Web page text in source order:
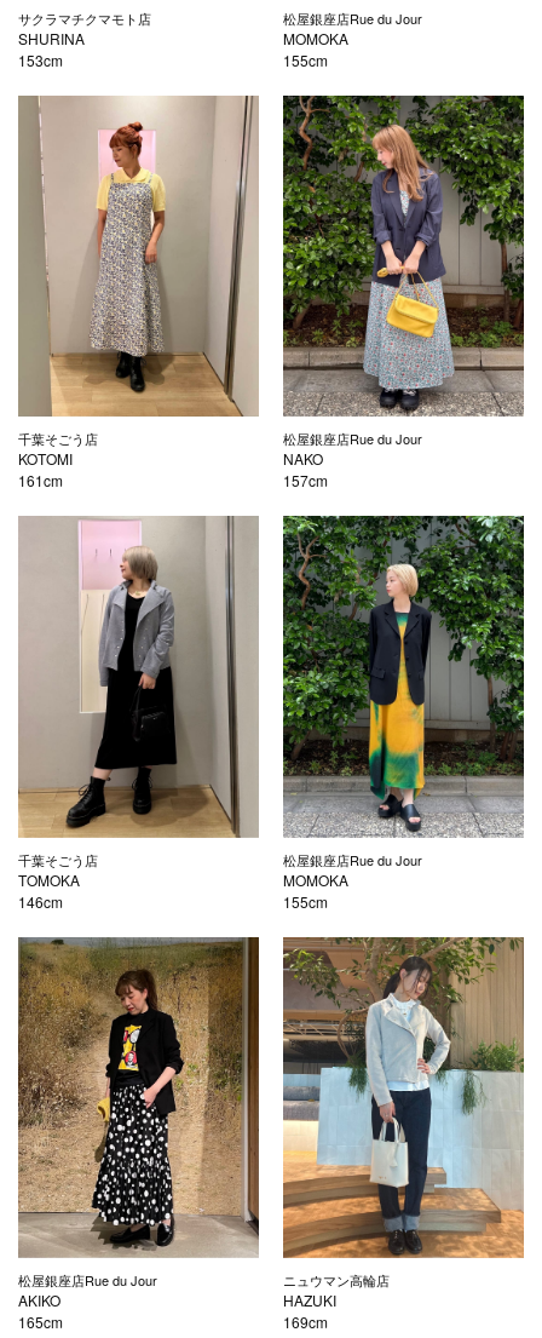
サクラマチクマモト店
SHURINA
153cm
松屋銀座店Rue du Jour
MOMOKA
155cm
千葉そごう店
KOTOMI
161cm
松屋銀座店Rue du Jour
NAKO
157cm
千葉そごう店
TOMOKA
146cm
松屋銀座店Rue du Jour
MOMOKA
155cm
松屋銀座店Rue du Jour
AKIKO
165cm
ニュウマン高輪店
HAZUKI
169cm